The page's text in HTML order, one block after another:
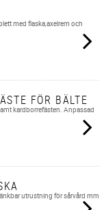
med flaska,axelrem och
FÖR BÄLTE
kardborrefästen. Anpassad
utrustning för sårvård mm